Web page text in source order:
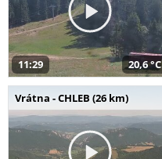
11:29 20,6 °C
Vrátna - CHLEB (26 km)